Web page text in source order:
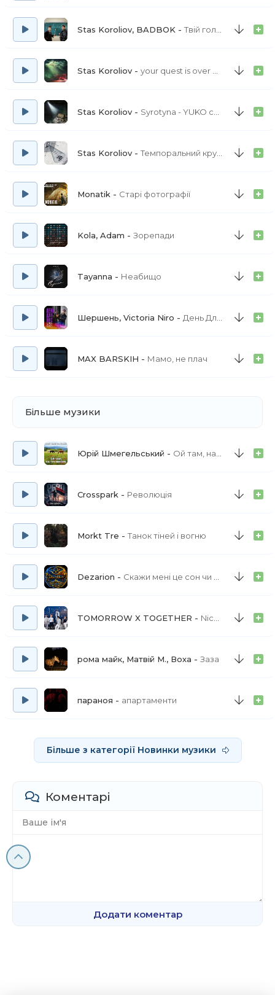
Stas Koroliov, BADBOK Твій голос
Stas Koroliov your quest is over we present you a new quest
Stas Koroliov Syrotyna - YUKO cover
Stas Koroliov Темпоральний круп’є
Monatik Старі фотографії
Kola, Adam Зорепади
Tayanna Неабищо
Шершень, Victoria Niro День Для Нас
MAX BARSKIH Мамо, не плач
Більше музики
Юрій Шмегельський Ой там, на тім вигоні
Crosspark Революція
Morkt Tre Танок тіней і вогню
Dezarion Скажи мені це сон чи ні (а краса твоя) повна версія
TOMORROW X TOGETHER Nice to Meet Ya
рома майк, Матвій М., Воха Заза
параноя апартаменти
Більше з категорії Новинки музики
Коментарі
Додати коментар